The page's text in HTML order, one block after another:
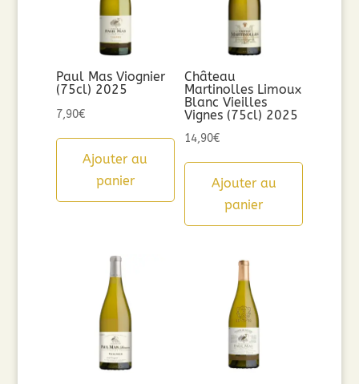
Paul Mas Viognier
(75cl) 2025
7,90€
Ajouter au
panier
Château
Martinolles Limoux
Blanc Vieilles
Vignes (75cl) 2025
14,90€
Ajouter au
panier